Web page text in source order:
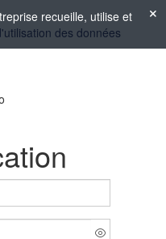
recueille, utilise et
des données